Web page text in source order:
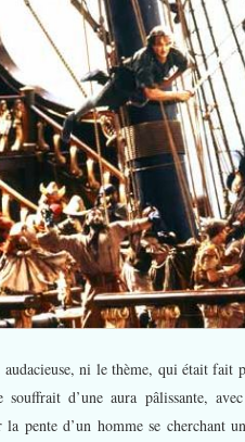
audacieuse, ni le thème, qui était fait
d’une aura pâlissante,
pente d’un homme se cherchant